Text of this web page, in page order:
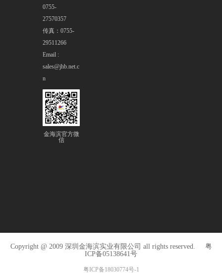
0755-
27570357
传真：0755-
29511266
Email :
sales@jhb.net.c
n
金海滨官方微
信
Copyright @ 2009 深圳金海滨实业有限公司 all rights reserved. 粤
ICP备05138641号
粤ICP备18030774号-1